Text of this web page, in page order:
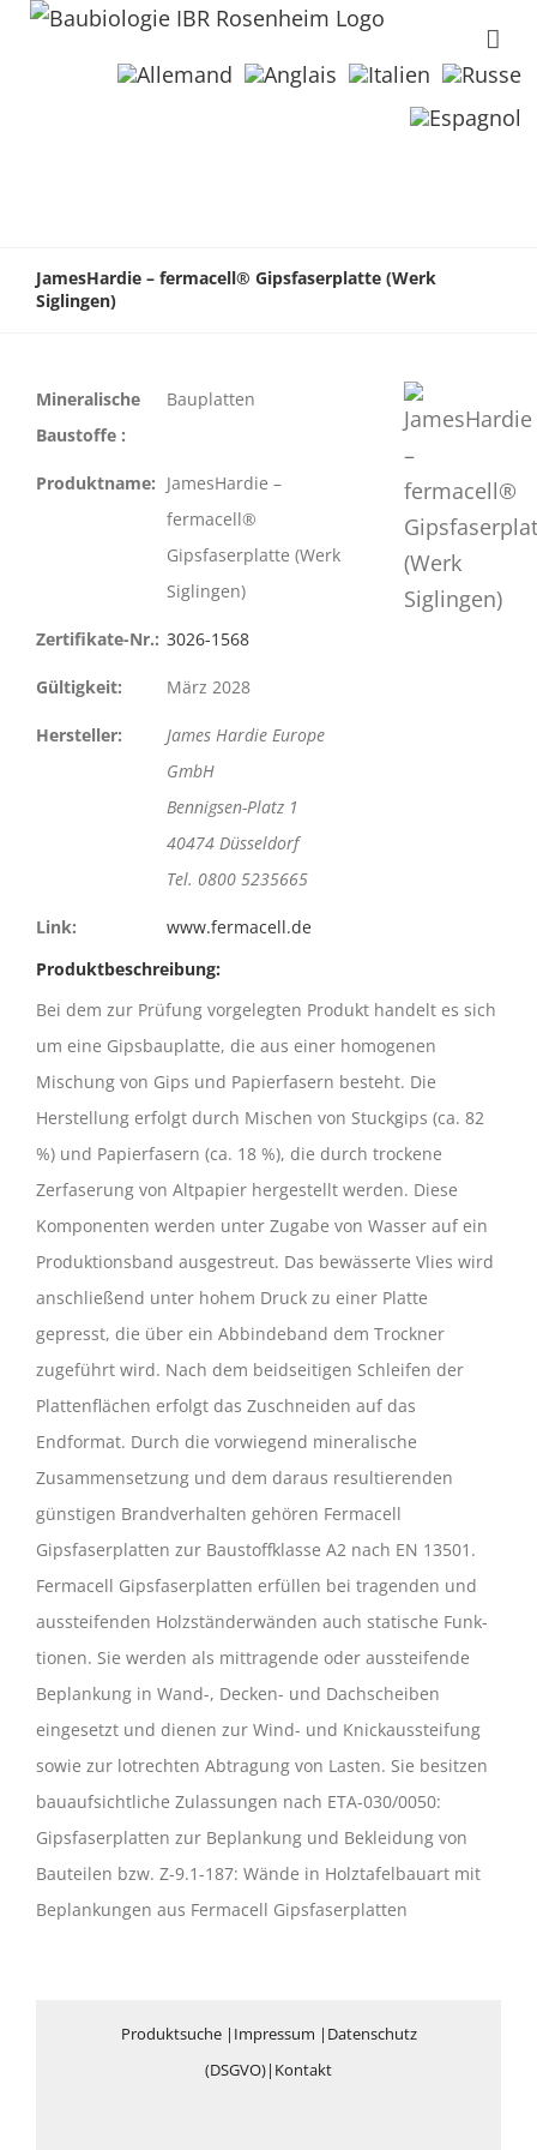
JamesHardie – fermacell® Gipsfaserplatte (Werk
Siglingen)
Mineralische
Baustoffe :
Bauplatten
Produktname: JamesHardie –
fermacell®
Gipsfaserplatte (Werk
Siglingen)
Zertifikate-Nr.: 3026-1568
Gültigkeit: März 2028
Hersteller:
James Hardie Europe
GmbH
Bennigsen-Platz 1
40474 Düsseldorf
Tel. 0800 5235665
Link:
www.fermacell.de
Produktbeschreibung:
Bei dem zur Prüfung vorgelegten Produkt handelt es sich
um eine Gipsbauplatte, die aus einer homogenen
Mischung von Gips und Papierfasern besteht. Die
Herstellung erfolgt durch Mischen von Stuckgips (ca. 82
%) und Papierfasern (ca. 18 %), die durch trockene
Zerfaserung von Altpapier hergestellt werden. Diese
Komponenten werden unter Zugabe von Wasser auf ein
Produktionsband ausgestreut. Das bewässerte Vlies wird
anschließend unter hohem Druck zu einer Platte
gepresst, die über ein Abbindeband dem Trockner
zugeführt wird. Nach dem beidseitigen Schleifen der
Plattenflächen erfolgt das Zuschneiden auf das
Endformat. Durch die vorwiegend mineralische
Zusammensetzung und dem daraus resultierenden
günstigen Brandverhalten gehören Fermacell
Gipsfaserplatten zur Baustoffklasse A2 nach EN 13501.
Fermacell Gipsfaserplatten erfüllen bei tragenden und
aussteifenden Holzständerwänden auch statische Funk­
tionen. Sie werden als mittragende oder aussteifende
Beplankung in Wand-, Decken- und Dachscheiben
eingesetzt und die­nen zur Wind- und Knickaussteifung
sowie zur lotrechten Abtragung von Lasten. Sie besitzen
bauaufsichtliche Zulassungen nach ETA-030/0050:
Gipsfaserplatten zur Beplankung und Bekleidung von
Bauteilen bzw. Z-9.1-187: Wände in Holztafelbauart mit
Beplankungen aus Fermacell Gipsfaserplatten
Produktsuche| Impressum | Datenschutz
(DSGVO)| Kontakt